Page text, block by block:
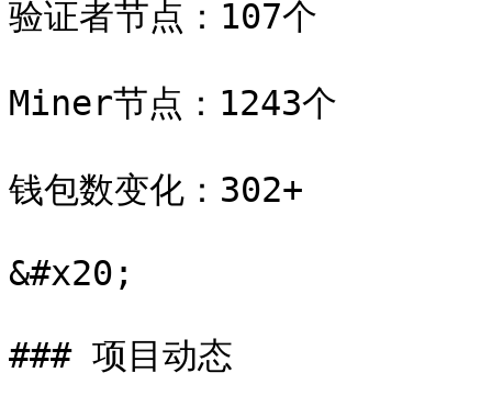
验证者节点：107个
Miner节点：1243个
钱包数变化：302+
&#x20;
### 项目动态